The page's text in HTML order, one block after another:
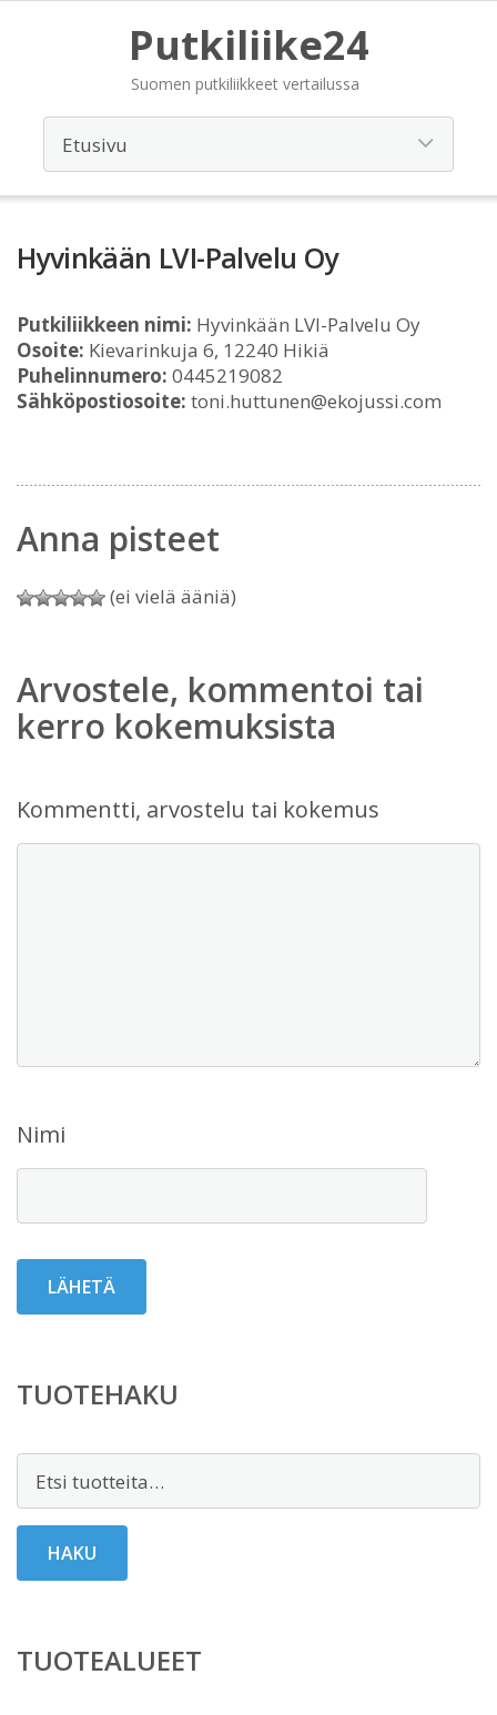
Putkiliike24
Suomen putkiliikkeet vertailussa
Hyvinkään LVI-Palvelu Oy
Putkiliikkeen nimi: Hyvinkään LVI-Palvelu Oy
Osoite: Kievarinkuja 6, 12240 Hikiä
Puhelinnumero: 0445219082
Sähköpostiosoite: toni.huttunen@ekojussi.com
Anna pisteet
(ei vielä ääniä)
Arvostele, kommentoi tai
kerro kokemuksista
Kommentti, arvostelu tai kokemus
Nimi
TUOTEHAKU
HAKU
TUOTEALUEET